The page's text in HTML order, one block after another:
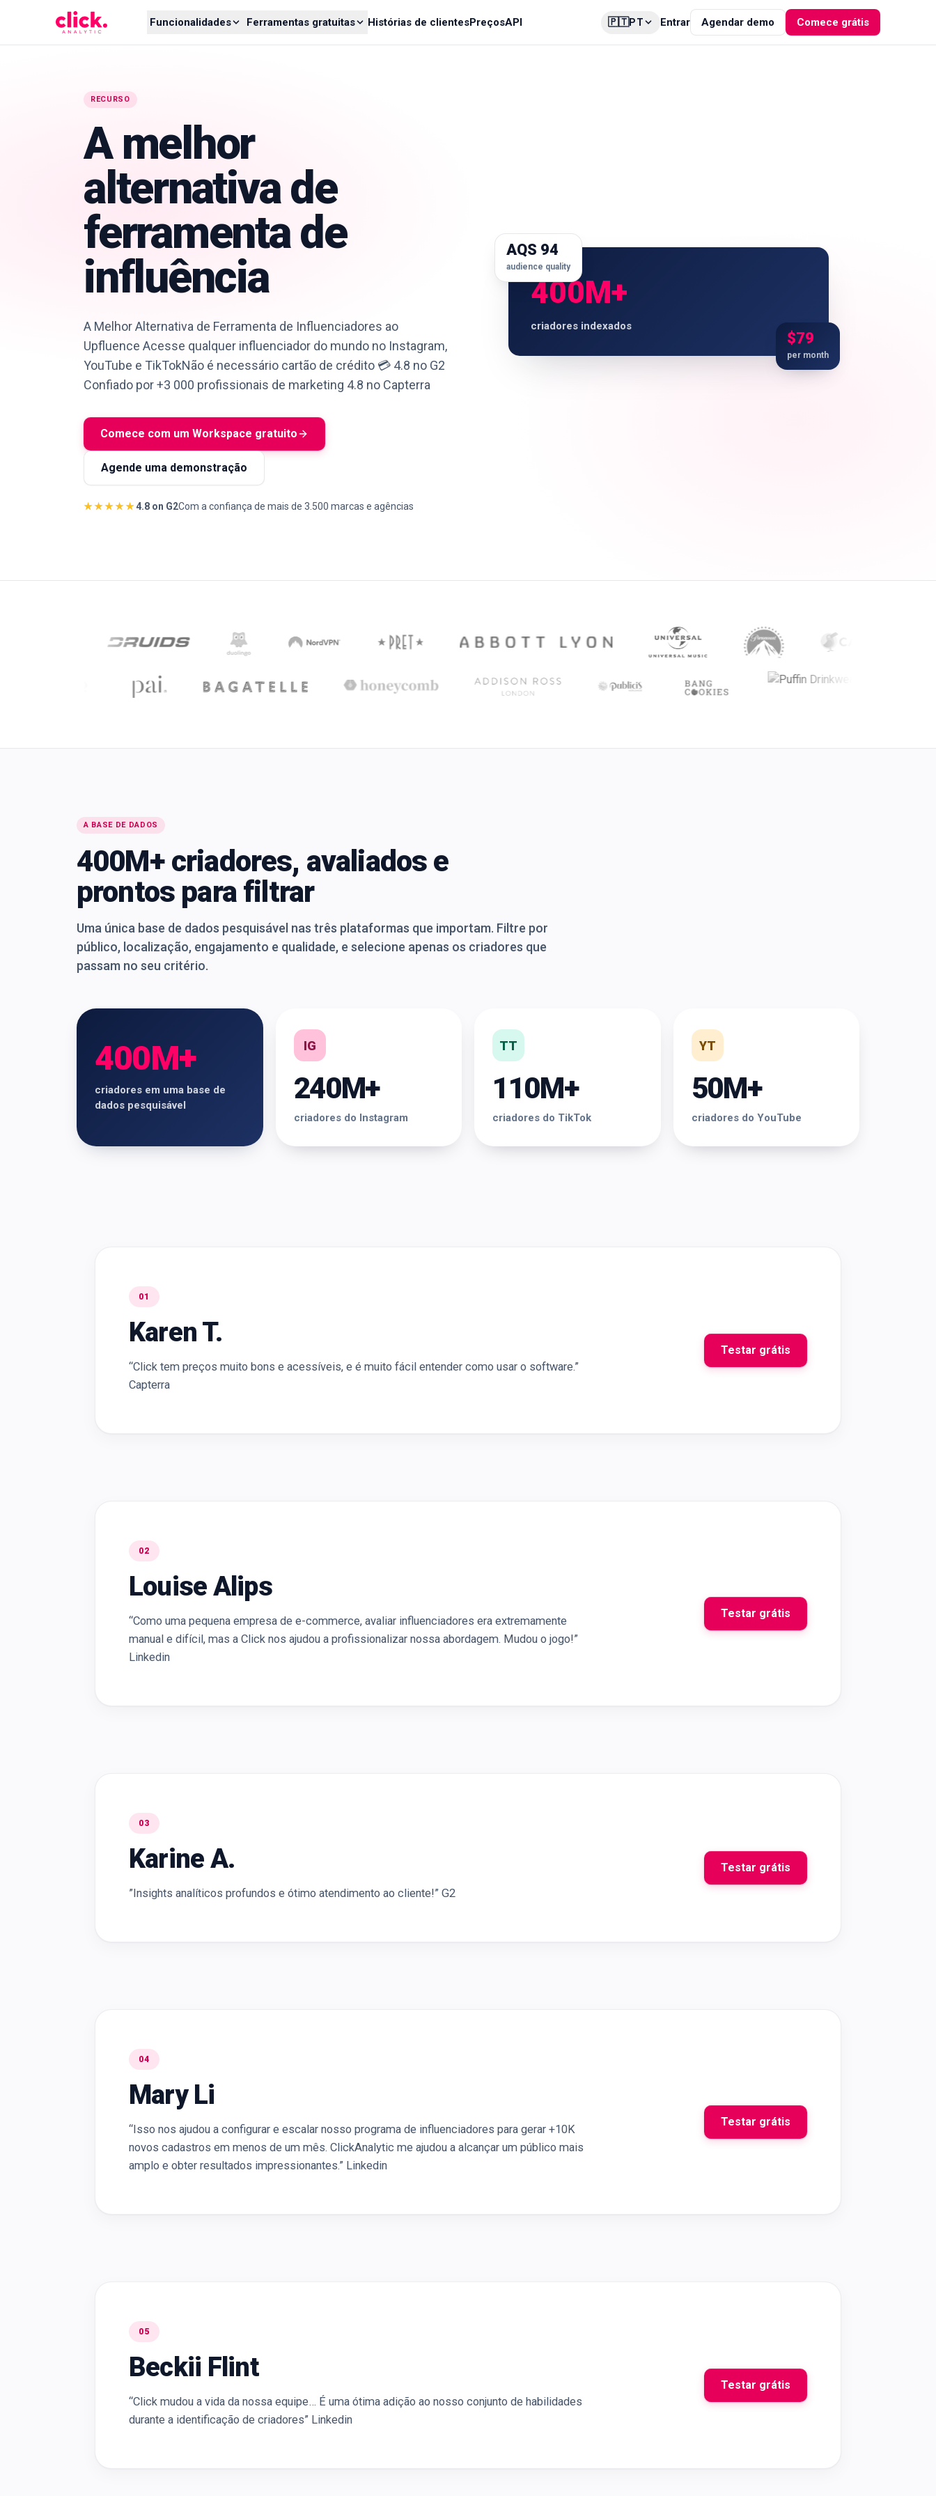
Funcionalidades Ferramentas gratuitas Histórias de clientesPreçosAPI 🇵🇹PT Entrar Agendar demo Comece grátis
RECURSO
A melhor
alternativa de
ferramenta de
influência
A Melhor Alternativa de Ferramenta de Influenciadores ao
Upfluence Acesse qualquer influenciador do mundo no Instagram,
YouTube e TikTokNão é necessário cartão de crédito 💳 4.8 no G2
Confiado por +3 000 profissionais de marketing 4.8 no Capterra
Comece com um Workspace gratuito
Agende uma demonstração
★★★★★4.8 on G2Com a confiança de mais de 3.500 marcas e agências
400M+
criadores indexados
AQS 94
audience quality
$79
per month
A BASE DE DADOS
400M+ criadores, avaliados e
prontos para filtrar
Uma única base de dados pesquisável nas três plataformas que importam. Filtre por
público, localização, engajamento e qualidade, e selecione apenas os criadores que
passam no seu critério.
400M+
criadores em uma base de
dados pesquisável
IG
240M+
criadores do Instagram
TT
110M+
criadores do TikTok
YT
50M+
criadores do YouTube
01
Karen T.
“Click tem preços muito bons e acessíveis, e é muito fácil entender como usar o software.”
Capterra
Testar grátis
02
Louise Alips
“Como uma pequena empresa de e-commerce, avaliar influenciadores era extremamente
manual e difícil, mas a Click nos ajudou a profissionalizar nossa abordagem. Mudou o jogo!”
Linkedin
Testar grátis
03
Karine A.
”Insights analíticos profundos e ótimo atendimento ao cliente!” G2
Testar grátis
04
Mary Li
“Isso nos ajudou a configurar e escalar nosso programa de influenciadores para gerar +10K
novos cadastros em menos de um mês. ClickAnalytic me ajudou a alcançar um público mais
amplo e obter resultados impressionantes.” Linkedin
Testar grátis
05
Beckii Flint
“Click mudou a vida da nossa equipe… É uma ótima adição ao nosso conjunto de habilidades
durante a identificação de criadores” Linkedin
Testar grátis